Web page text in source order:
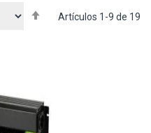
Artículos 1 -9 de 19
Fijar